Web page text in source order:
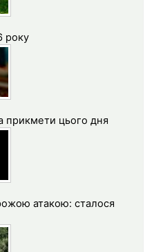
року
прикмети цього дня
атакою: сталося